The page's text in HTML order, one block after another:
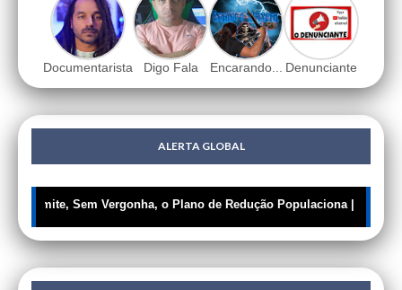
Documentarista Digo Fala Encarando... Denunciante
ALERTA GLOBAL
Sem Vergonha, o Plano de Redução Populaciona | EXPLORE A